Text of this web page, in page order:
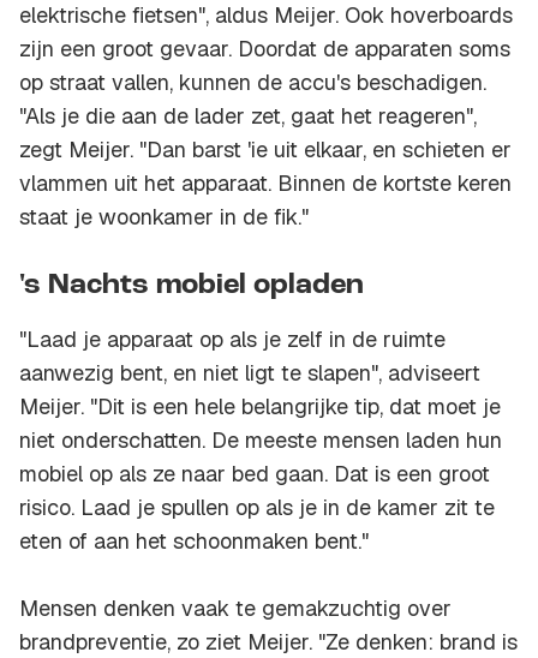
elektrische fietsen", aldus Meijer. Ook hoverboards
zijn een groot gevaar. Doordat de apparaten soms
op straat vallen, kunnen de accu's beschadigen.
"Als je die aan de lader zet, gaat het reageren",
zegt Meijer. "Dan barst 'ie uit elkaar, en schieten er
vlammen uit het apparaat. Binnen de kortste keren
staat je woonkamer in de fik."
's Nachts mobiel opladen
"Laad je apparaat op als je zelf in de ruimte
aanwezig bent, en niet ligt te slapen", adviseert
Meijer. "Dit is een hele belangrijke tip, dat moet je
niet onderschatten. De meeste mensen laden hun
mobiel op als ze naar bed gaan. Dat is een groot
risico. Laad je spullen op als je in de kamer zit te
eten of aan het schoonmaken bent."
Mensen denken vaak te gemakzuchtig over
brandpreventie, zo ziet Meijer. "Ze denken: brand is